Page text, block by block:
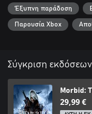
Έξυπνη παράδοση
Παρουσία Xbox
Σύγκριση εκδόσεων
Morbid:
29,99 €